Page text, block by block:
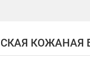
КОЖАНАЯ